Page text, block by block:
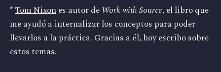
mezcla de ideas que venía
masticando se combinó con mi
fanatismo por los “Fab Four”
para plantear,
*Tom Nixones autor deWork with Source, el libro que
me ayudó a internalizar los conceptos para poder
llevarlos a la práctica. Gracias a él, hoy escribo sobre
estos temas.